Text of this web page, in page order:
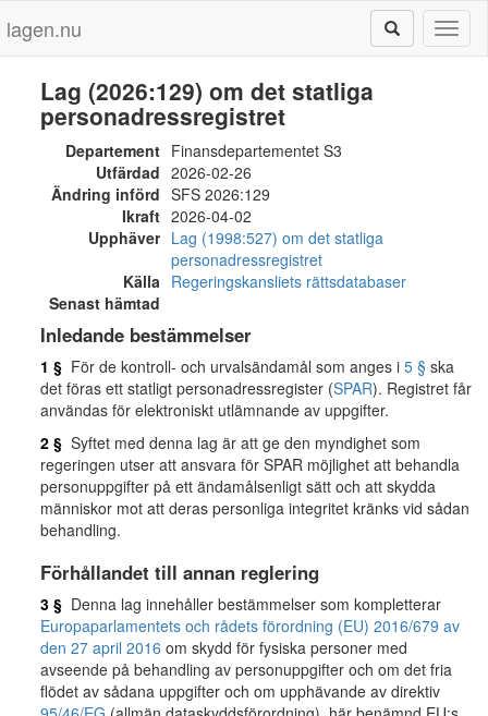
lagen.nu
Lag (2026:129) om det statliga
personadressregistret
Departement Finansdepartementet S3
Utfärdad 2026-02-26
Ändring införd SFS 2026:129
Ikraft 2026-04-02
Upphäver Lag (1998:527) om det statliga
personadressregistret
Källa Regeringskansliets rättsdatabaser
Senast hämtad
Inledande bestämmelser
1 § För de kontroll- och urvalsändamål som anges i 5 § ska
det föras ett statligt personadressregister (SPAR). Registret får
användas för elektroniskt utlämnande av uppgifter.
2 § Syftet med denna lag är att ge den myndighet som
regeringen utser att ansvara för SPAR möjlighet att behandla
personuppgifter på ett ändamålsenligt sätt och att skydda
människor mot att deras personliga integritet kränks vid sådan
behandling.
Förhållandet till annan reglering
3 § Denna lag innehåller bestämmelser som kompletterar
Europaparlamentets och rådets förordning (EU) 2016/679 av
den 27 april 2016 om skydd för fysiska personer med
avseende på behandling av personuppgifter och om det fria
flödet av sådana uppgifter och om upphävande av direktiv